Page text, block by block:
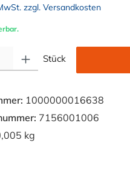
zzgl. Versandkosten
Stück
1000000016638
7156001006
kg